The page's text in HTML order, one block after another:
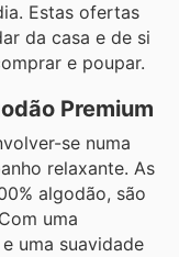
Estas ofertas
da casa e de si
e poupar.
Premium
se numa
relaxante. As
algodão, são
uma
uma suavidade